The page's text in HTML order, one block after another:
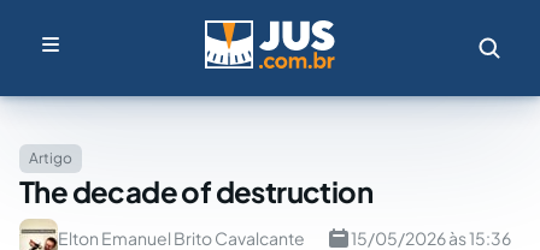
Artigo
The decade of destruction
Elton Emanuel Brito Cavalcante 15/05/2026 às 15:36